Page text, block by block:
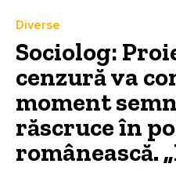
Diverse
Sociolog:
cenzură va
moment
răscruce în
românească.